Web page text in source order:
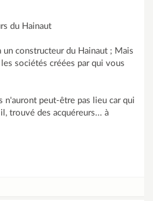
du Hainaut
constructeur du Hainaut ; Mais
sociétés créées par qui vous
n'auront peut-être pas lieu car qui
trouvé des acquéreurs... à